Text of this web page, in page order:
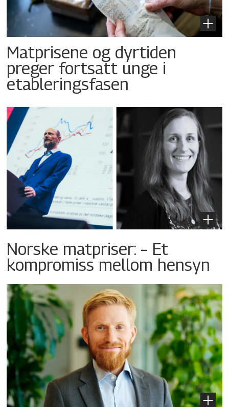
Matprisene og dyrtiden
preger fortsatt unge i
etableringsfasen
Norske matpriser: – Et
kompromiss mellom hensyn